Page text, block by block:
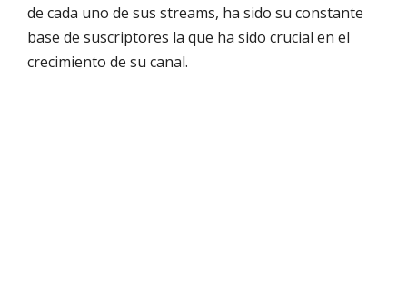
de cada uno de sus streams, ha sido su constante
base de suscriptores la que ha sido crucial en el
crecimiento de su canal.